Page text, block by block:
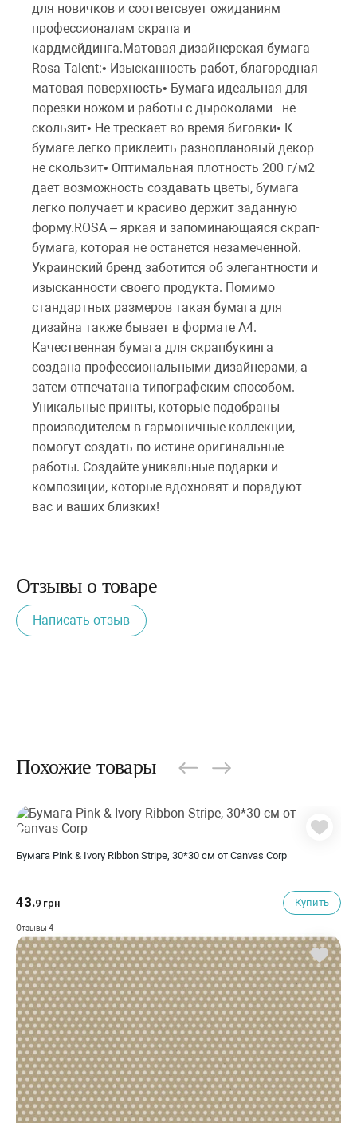
для новичков и соответсвует ожиданиям
профессионалам скрапа и
кардмейдинга.Матовая дизайнерская бумага
Rosa Talent:• Изысканность работ, благородная
матовая поверхность• Бумага идеальная для
порезки ножом и работы с дыроколами - не
скользит• Не трескает во время биговки• К
бумаге легко приклеить разноплановый декор -
не скользит• Оптимальная плотность 200 г/м2
дает возможность создавать цветы, бумага
легко получает и красиво держит заданную
форму.ROSA – яркая и запоминающаяся скрап-
бумага, которая не останется незамеченной.
Украинский бренд заботится об элегантности и
изысканности своего продукта. Помимо
стандартных размеров такая бумага для
дизайна также бывает в формате А4.
Качественная бумага для скрапбукинга
создана профессиональными дизайнерами, а
затем отпечатана типографским способом.
Уникальные принты, которые подобраны
производителем в гармоничные коллекции,
помогут создать по истине оригинальные
работы. Создайте уникальные подарки и
композиции, которые вдохновят и порадуют
вас и ваших близких!
Отзывы о товаре
Написать отзыв
Похожие товары
Бумага Pink & Ivory Ribbon Stripe, 30*30 см от Canvas Corp
43.9 грн Купить
Отзывы 4